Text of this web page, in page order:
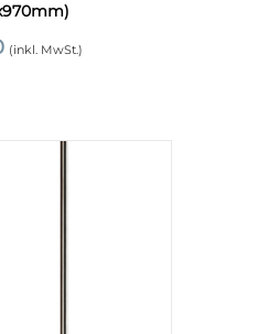
(inkl. MwSt.)